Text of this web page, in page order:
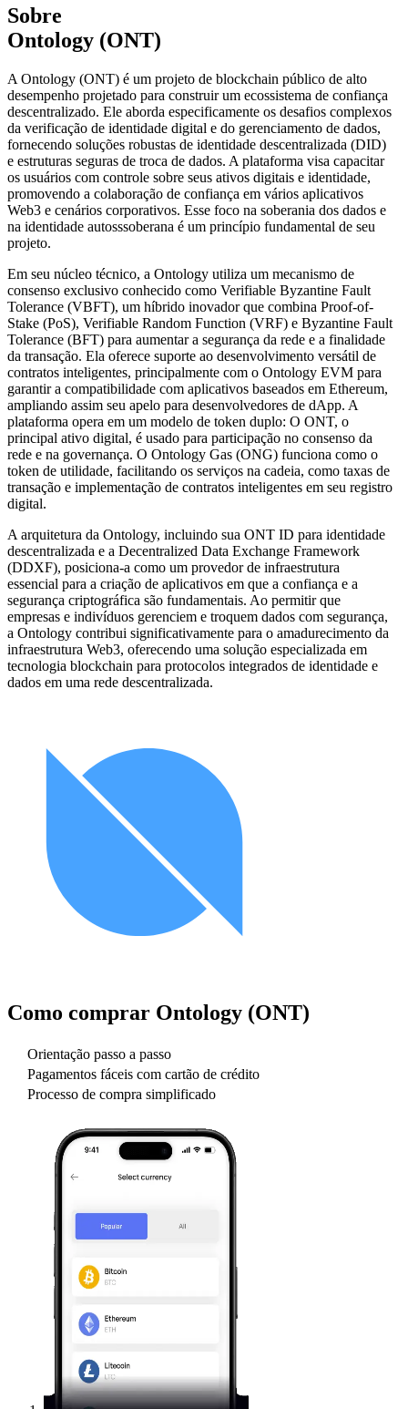
Sobre
Ontology (ONT)
A Ontology (ONT) é um projeto de blockchain público de alto
desempenho projetado para construir um ecossistema de confiança
descentralizado. Ele aborda especificamente os desafios complexos
da verificação de identidade digital e do gerenciamento de dados,
fornecendo soluções robustas de identidade descentralizada (DID)
e estruturas seguras de troca de dados. A plataforma visa capacitar
os usuários com controle sobre seus ativos digitais e identidade,
promovendo a colaboração de confiança em vários aplicativos
Web3 e cenários corporativos. Esse foco na soberania dos dados e
na identidade autosssoberana é um princípio fundamental de seu
projeto.
Em seu núcleo técnico, a Ontology utiliza um mecanismo de
consenso exclusivo conhecido como Verifiable Byzantine Fault
Tolerance (VBFT), um híbrido inovador que combina Proof-of-
Stake (PoS), Verifiable Random Function (VRF) e Byzantine Fault
Tolerance (BFT) para aumentar a segurança da rede e a finalidade
da transação. Ela oferece suporte ao desenvolvimento versátil de
contratos inteligentes, principalmente com o Ontology EVM para
garantir a compatibilidade com aplicativos baseados em Ethereum,
ampliando assim seu apelo para desenvolvedores de dApp. A
plataforma opera em um modelo de token duplo: O ONT, o
principal ativo digital, é usado para participação no consenso da
rede e na governança. O Ontology Gas (ONG) funciona como o
token de utilidade, facilitando os serviços na cadeia, como taxas de
transação e implementação de contratos inteligentes em seu registro
digital.
A arquitetura da Ontology, incluindo sua ONT ID para identidade
descentralizada e a Decentralized Data Exchange Framework
(DDXF), posiciona-a como um provedor de infraestrutura
essencial para a criação de aplicativos em que a confiança e a
segurança criptográfica são fundamentais. Ao permitir que
empresas e indivíduos gerenciem e troquem dados com segurança,
a Ontology contribui significativamente para o amadurecimento da
infraestrutura Web3, oferecendo uma solução especializada em
tecnologia blockchain para protocolos integrados de identidade e
dados em uma rede descentralizada.
Como comprar Ontology (ONT)
Orientação passo a passo
Pagamentos fáceis com cartão de crédito
Processo de compra simplificado